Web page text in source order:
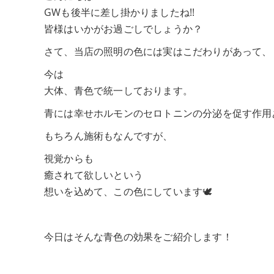
GWも後半に差し掛かりましたね!!
皆様はいかがお過ごしでしょうか？
さて、当店の照明の色には実はこだわりがあって、
今は
大体、青色で統一しております。
青には幸せホルモンのセロトニンの分泌を促す作用
もちろん施術もなんですが、
視覚からも
癒されて欲しいという
想いを込めて、この色にしています🕊
今日はそんな青色の効果をご紹介します！